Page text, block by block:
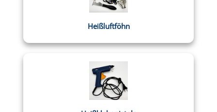
Heißluftföhn